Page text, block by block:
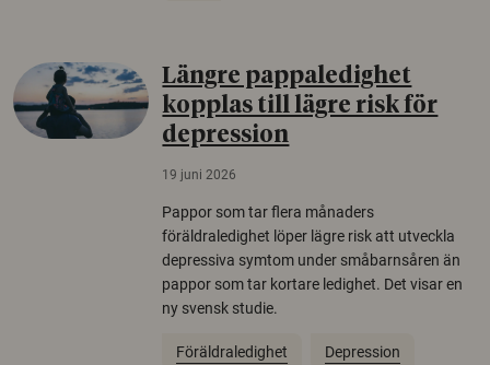
Längre pappaledighet
kopplas till lägre risk för
depression
19 juni 2026
Pappor som tar flera månaders
föräldraledighet löper lägre risk att utveckla
depressiva symtom under småbarnsåren än
pappor som tar kortare ledighet. Det visar en
ny svensk studie.
Föräldraledighet Depression